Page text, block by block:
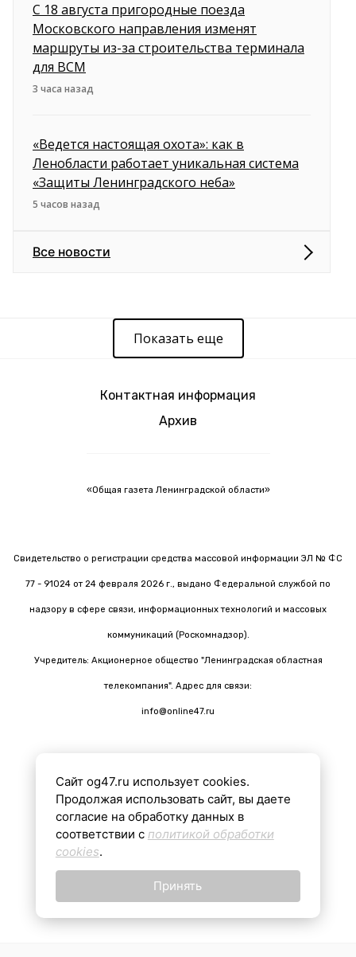
С 18 августа пригородные поезда
Московского направления изменят
маршруты из-за строительства терминала
для ВСМ
3 часа назад
«Ведется настоящая охота»: как в
Ленобласти работает уникальная система
«Защиты Ленинградского неба»
5 часов назад
Все новости
Показать еще
Контактная информация
Архив
«Общая газета Ленинградской области»
Свидетельство о регистрации средства массовой информации ЭЛ № ФС
77 - 91024 от 24 февраля 2026 г., выдано Федеральной службой по
надзору в сфере связи, информационных технологий и массовых
коммуникаций (Роскомнадзор).
Учредитель: Акционерное общество "Ленинградская областная
телекомпания". Адрес для связи:
info@online47.ru
Все материалы на сайте подготовлены с помощью ИИ
16+
Сайт og47.ru использует cookies.
Продолжая использовать сайт, вы даете
согласие на обработку данных в
соответствии с политикой обработки
cookies.
Принять